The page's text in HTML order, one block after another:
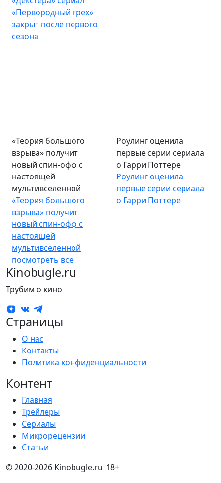
«Первородный грех»
закрыт после первого
сезона
«Теория большого
взрыва» получит
новый спин-офф с
настоящей
мультивселенной
«Теория большого
взрыва» получит
новый спин-офф с
настоящей
мультивселенной
Роулинг оценила
первые серии сериала
о Гарри Поттере
Роулинг оценила
первые серии сериала
о Гарри Поттере
посмотреть все
Kinobugle.ru
Трубим о кино
Страницы
О нас
Контакты
Политика конфиденциальности
Контент
Главная
Трейлеры
Сериалы
Микрорецензии
Статьи
© 2020-2026 Kinobugle.ru 18+